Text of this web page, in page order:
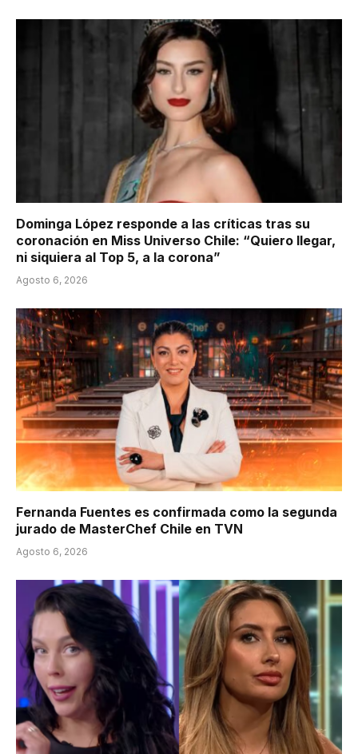
Dominga López responde a las críticas tras su
coronación en Miss Universo Chile: “Quiero llegar,
ni siquiera al Top 5, a la corona”
Agosto 6, 2026
Fernanda Fuentes es confirmada como la segunda
jurado de MasterChef Chile en TVN
Agosto 6, 2026